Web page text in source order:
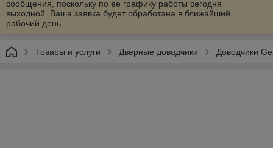
сообщения, поскольку по ее графику работы сегодня
выходной. Ваша заявка будет обработана в ближайший
рабочий день.
Товары и услуги Дверные доводчики Доводчики